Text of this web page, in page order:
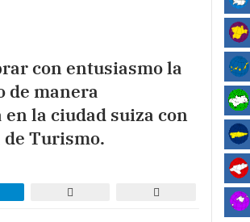
con entusiasmo la
de manera
la ciudad suiza con
de Turismo.